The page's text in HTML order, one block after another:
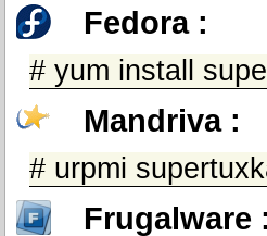
Fedora :
# yum install
Mandriva :
# urpmi
Frugalware :